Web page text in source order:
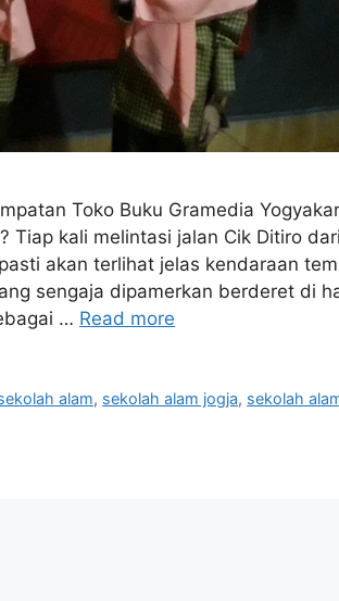
Toko Buku Gramedia
Tiap kali melintasi jalan Cik Ditiro
akan terlihat jelas kendaraan
sengaja dipamerkan berderet di
… Read more
alam, sekolah alam jogja, sekolah